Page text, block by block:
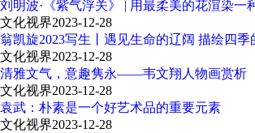
刘明波·《紫气浮关》 | 用最柔美的花渲染一
文化视界2023-12-28
翁凯旋2023写生丨遇见生命的辽阔 描绘四季
文化视界2023-12-28
清雅文气，意趣隽永——韦文翔人物画赏析
文化视界2023-12-28
袁武：朴素是一个好艺术品的重要元素
文化视界2023-12-28